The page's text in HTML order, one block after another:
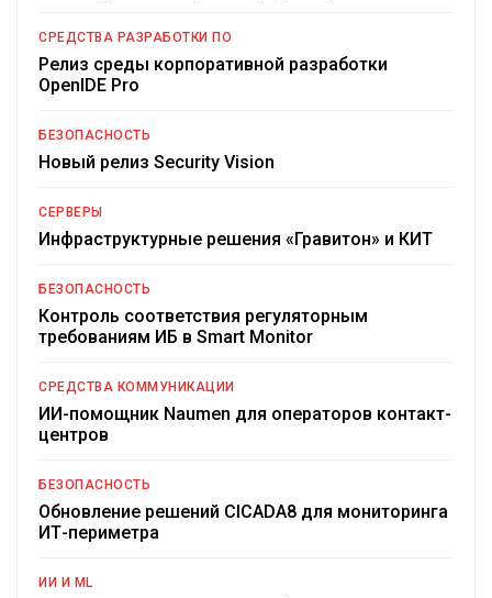
СРЕДСТВА РАЗРАБОТКИ ПО
Релиз среды корпоративной разработки
OpenIDE Pro
БЕЗОПАСНОСТЬ
Новый релиз Security Vision
СЕРВЕРЫ
Инфраструктурные решения «Гравитон» и КИТ
БЕЗОПАСНОСТЬ
Контроль соответствия регуляторным
требованиям ИБ в Smart Monitor
СРЕДСТВА КОММУНИКАЦИИ
ИИ-помощник Naumen для операторов контакт-
центров
БЕЗОПАСНОСТЬ
Обновление решений CICADA8 для мониторинга
ИТ-периметра
ИИ И ML